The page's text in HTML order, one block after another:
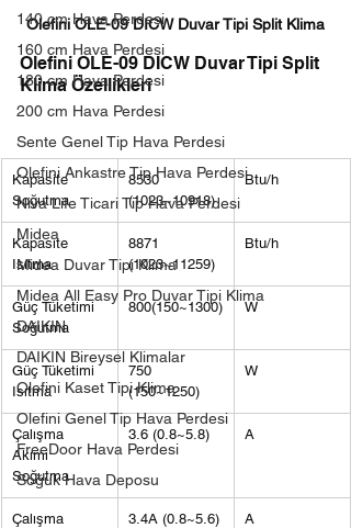
140 cm Hava Perdesi
160 cm Hava Perdesi
180 cm Hava Perdesi
200 cm Hava Perdesi
Sente Genel Tip Hava Perdesi
Olefini Ankastre Tip Hava Perdesi
Niva Life Ticari Tip Hava Perdesi
Midea
Midea Duvar Tipi Klima
Midea All Easy Pro Duvar Tipi Klima
DAIKIN
DAIKIN Bireysel Klimalar
Olefini Kaset Tipi Klima
Olefini Genel Tip Hava Perdesi
FreeDoor Hava Perdesi
Soğuk Hava Deposu
Olefini OLE-09 DICW Duvar Tipi Split Klima
Olefini OLE-09 DICW Duvar Tipi Split
Klima Özellikleri
Kapasite
Soğutma
8530
(1023~10918)
Btu/h
Kapasite
Isıtma
8871
(1023~11259)
Btu/h
Güç Tüketimi
Soğutma
800(150~1300) W
Güç Tüketimi
Isıtma
750
(150~1250)
W
Çalışma
Akımı
Soğutma
3.6 (0.8~5.8) A
Çalışma
3.4A (0.8~5.6) A